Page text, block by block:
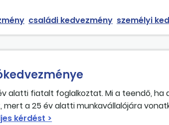
családi kedvezmény személyi
alatti fiatalt foglalkoztat. Mi a teendő,
a 25 év alatti munkavállalójára
hogy a munkavállaló házastársa nem